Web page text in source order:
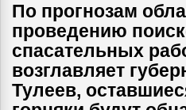
По прогнозам
проведению
спасательных
возглавляет
Тулеев,